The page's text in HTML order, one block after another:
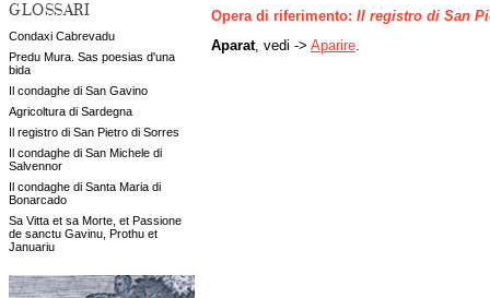
GLOSSARI
Condaxi Cabrevadu
Predu Mura. Sas poesias d'una
bida
Il condaghe di San Gavino
Agricoltura di Sardegna
Il registro di San Pietro di Sorres
Il condaghe di San Michele di
Salvennor
Il condaghe di Santa Maria di
Bonarcado
Sa Vitta et sa Morte, et Passione
de sanctu Gavinu, Prothu et
Januariu
Opera di riferimento: Il registro di San
Aparat, vedi -> Aparire